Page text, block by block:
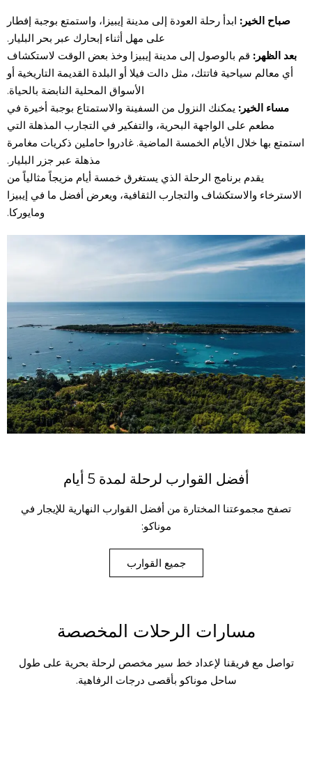
صباح الخير: ابدأ رحلة العودة إلى مدينة إيبيزا، واستمتع بوجبة إفطار
على مهل أثناء إبحارك عبر بحر البليار.
بعد الظهر: قم بالوصول إلى مدينة إيبيزا وخذ بعض الوقت لاستكشاف
أي معالم سياحية فاتتك، مثل دالت فيلا أو البلدة القديمة التاريخية أو
الأسواق المحلية النابضة بالحياة.
مساء الخير: يمكنك النزول من السفينة والاستمتاع بوجبة أخيرة في
مطعم على الواجهة البحرية، والتفكير في التجارب المذهلة التي
استمتع بها خلال الأيام الخمسة الماضية. غادروا حاملين ذكريات مغامرة
مذهلة عبر جزر البليار.
يقدم برنامج الرحلة الذي يستغرق خمسة أيام مزيجاً مثالياً من
الاسترخاء والاستكشاف والتجارب الثقافية، ويعرض أفضل ما في إيبيزا
ومايوركا.
أفضل القوارب لرحلة لمدة 5 أيام
تصفح مجموعتنا المختارة من أفضل القوارب النهارية للإيجار في
موناكو:
جميع القوارب
مسارات الرحلات المخصصة
تواصل مع فريقنا لإعداد خط سير مخصص لرحلة بحرية على طول
ساحل موناكو بأقصى درجات الرفاهية.